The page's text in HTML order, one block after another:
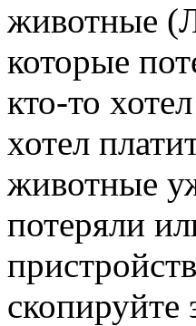
животные
которые
кто-то
хотел
животные
потеряли